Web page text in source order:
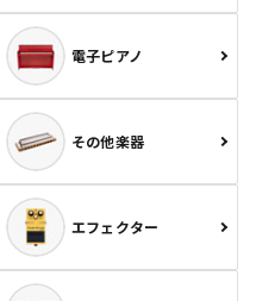
電子ピアノ
その他楽器
エフェクター